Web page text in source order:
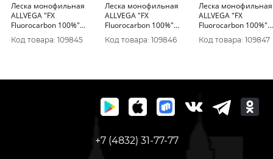
Леска монофильная
ALLVEGA "FX
Fluorocarbon 100%"
30м 0, 10мм (1, 27кг)
флюорокарбон 100%
Код товара: 109845
Леска монофильная
ALLVEGA "FX
Fluorocarbon 100%"
30м 0, 14мм (2, 50кг)
флюорокарбон 100%
Код товара: 109846
Леска монофильная
ALLVEGA "FX
Fluorocarbon 100%"
30м 0, 16мм (3, 11кг)
флюорокарбон 100%
Код товара: 109847
+7 (4832) 31-77-77